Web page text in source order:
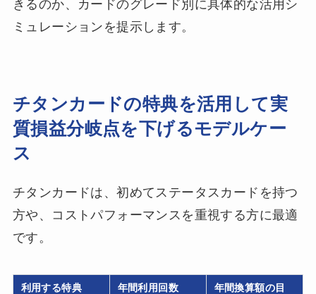
きるのか、カードのグレード別に具体的な活用シ
ミュレーションを提示します。
チタンカードの特典を活用して実
質損益分岐点を下げるモデルケー
ス
チタンカードは、初めてステータスカードを持つ
方や、コストパフォーマンスを重視する方に最適
です。
利用する特典 年間利用回数
年間換算額の目